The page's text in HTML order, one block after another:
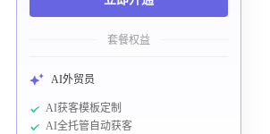
套餐权益
AI外贸员
AI获客模板定制
AI全托管自动获客